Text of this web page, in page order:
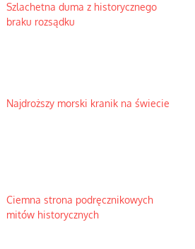
Szlachetna duma z historycznego
braku rozsądku
Najdroższy morski kranik na świecie
Ciemna strona podręcznikowych
mitów historycznych